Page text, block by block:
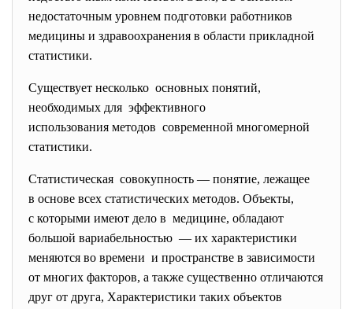
недостаточным уровнем подготовки работников
медицины и здравоохранения в области прикладной
статистики.
Существует несколько основных понятий,
необходимых для эффективного
использования методов современной многомерной
статистики.
Статистическая совокупность — понятие, лежащее
в основе всех статистических методов. Объекты,
с которыми имеют дело в медицине, обладают
большой вариабельностью — их характеристики
меняются во времени и пространстве в зависимости
от многих факторов, а также существенно отличаются
друг от друга, Характеристики таких объектов